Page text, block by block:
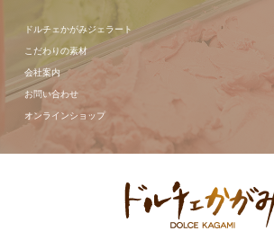
ドルチェかがみジェラート
こだわりの素材
会社案内
お問い合わせ
オンラインショップ